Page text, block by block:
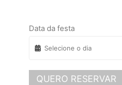
Data da festa
QUERO RESERVAR